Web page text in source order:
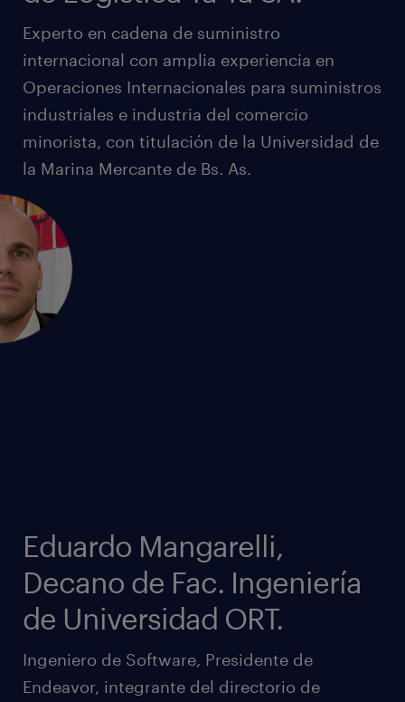
Experto en cadena de suministro
internacional con amplia experiencia en
Operaciones Internacionales para suministros
industriales e industria del comercio
minorista, con titulación de la Universidad de
la Marina Mercante de Bs. As.
Eduardo Mangarelli,
Decano de Fac. Ingeniería
de Universidad ORT.
Ingeniero de Software, Presidente de
Endeavor, integrante del directorio de